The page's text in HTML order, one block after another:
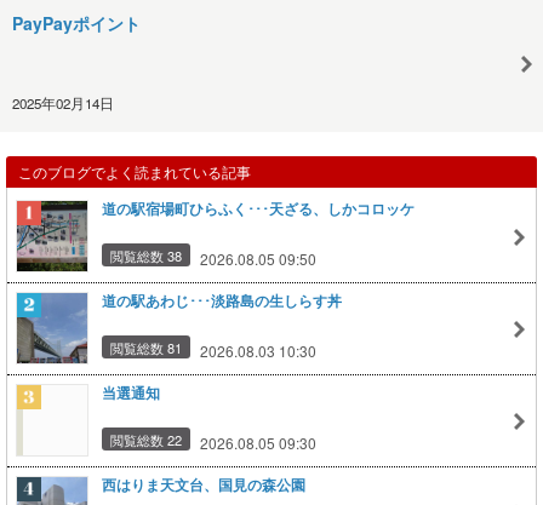
PayPayポイント
2025年02月14日
このブログでよく読まれている記事
道の駅宿場町ひらふく･･･天ざる、しかコロッケ
閲覧総数 38 2026.08.05 09:50
道の駅あわじ･･･淡路島の生しらす丼
閲覧総数 81 2026.08.03 10:30
当選通知
閲覧総数 22 2026.08.05 09:30
西はりま天文台、国見の森公園